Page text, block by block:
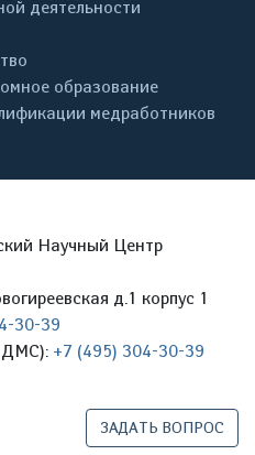
деятельности
образование
медработников
Научный Центр
д.1 корпус 1
30-39
ДМС): +7 (495) 304-30-39
ЗАДАТЬ ВОПРОС